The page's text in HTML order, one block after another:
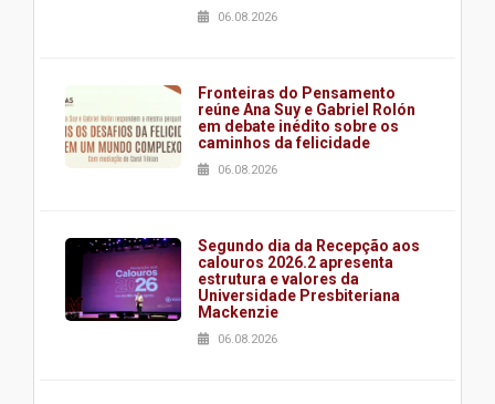
06.08.2026
Fronteiras do Pensamento
reúne Ana Suy e Gabriel Rolón
em debate inédito sobre os
caminhos da felicidade
06.08.2026
Segundo dia da Recepção aos
calouros 2026.2 apresenta
estrutura e valores da
Universidade Presbiteriana
Mackenzie
06.08.2026